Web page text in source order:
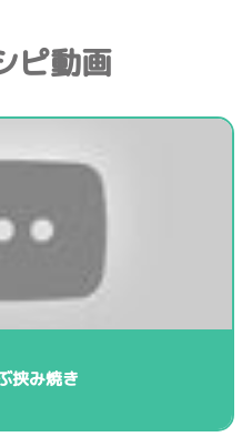
ピ動画
挟み焼き